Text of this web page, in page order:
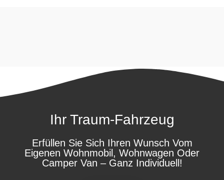
Ihr Traum-Fahrzeug
Erfüllen Sie Sich Ihren Wunsch Vom
Eigenen Wohnmobil, Wohnwagen Oder
Camper Van – Ganz Individuell!